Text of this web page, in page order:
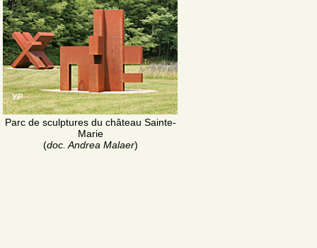
Parc de sculptures du château Sainte-
Marie
(doc. Andrea Malaer)